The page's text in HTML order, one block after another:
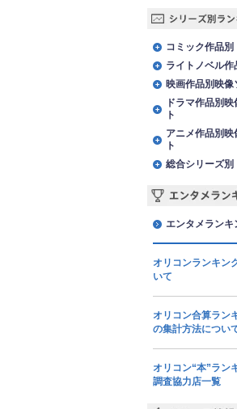
コミック作品別
ライトノベル作
映画作品別映像
ドラマ作品別映
ト
アニメ作品別映
ト
総合シリーズ別
エンタメランキ
オリコンランキン
いて
オリコン合算ラン
の集計方法につい
オリコン“本”ラン
調査協力店一覧